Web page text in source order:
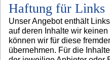
Haftung für Links
Unser Angebot enthält
auf deren Inhalte wir
können wir für diese
übernehmen. Für die